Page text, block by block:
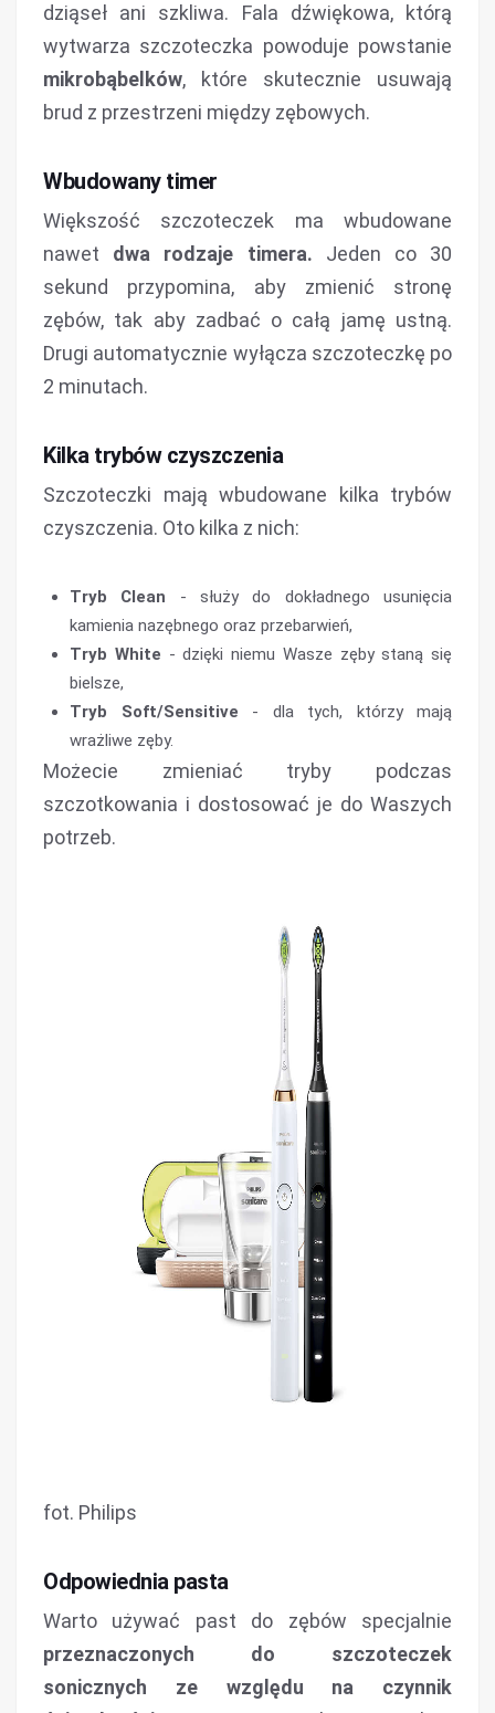
dziąseł ani szkliwa. Fala dźwiękowa, którą
wytwarza szczoteczka powoduje powstanie
mikrobąbelków, które skutecznie usuwają
brud z przestrzeni między zębowych.
Wbudowany timer
Większość szczoteczek ma wbudowane
nawet dwa rodzaje timera. Jeden co 30
sekund przypomina, aby zmienić stronę
zębów, tak aby zadbać o całą jamę ustną.
Drugi automatycznie wyłącza szczoteczkę po
2 minutach.
Kilka trybów czyszczenia
Szczoteczki mają wbudowane kilka trybów
czyszczenia. Oto kilka z nich:
Tryb Clean - służy do dokładnego usunięcia
kamienia nazębnego oraz przebarwień,
Tryb White - dzięki niemu Wasze zęby staną się
bielsze,
Tryb Soft/Sensitive - dla tych, którzy mają
wrażliwe zęby.
Możecie zmieniać tryby podczas
szczotkowania i dostosować je do Waszych
potrzeb.
fot. Philips
Odpowiednia pasta
Warto używać past do zębów specjalnie
przeznaczonych do szczoteczek
sonicznych ze względu na czynnik